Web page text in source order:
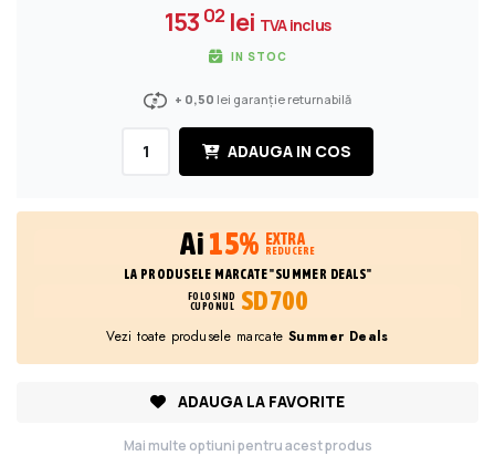
153 02lei TVA inclus
IN STOC
+ 0,50 lei garanție returnabilă
ADAUGA IN COS
Ai15% EXTRA
REDUCERE
LA PRODUSELE MARCATE "SUMMER DEALS"
FOLOSIND
CUPONUL
SD700
Vezi toate produsele marcate Summer Deals
ADAUGA LA FAVORITE
Mai multe optiuni pentru acest produs